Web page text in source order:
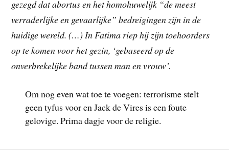
gezegd dat abortus en het homohuwelijk “de meest
verraderlijke en gevaarlijke” bedreigingen zijn in de
huidige wereld. (…) In Fatima riep hij zijn toehoorders
op te komen voor het gezin, ‘gebaseerd op de
onverbrekelijke band tussen man en vrouw’.
Om nog even wat toe te voegen: terrorisme stelt
geen tyfus voor en Jack de Vires is een foute
gelovige. Prima dagje voor de religie.